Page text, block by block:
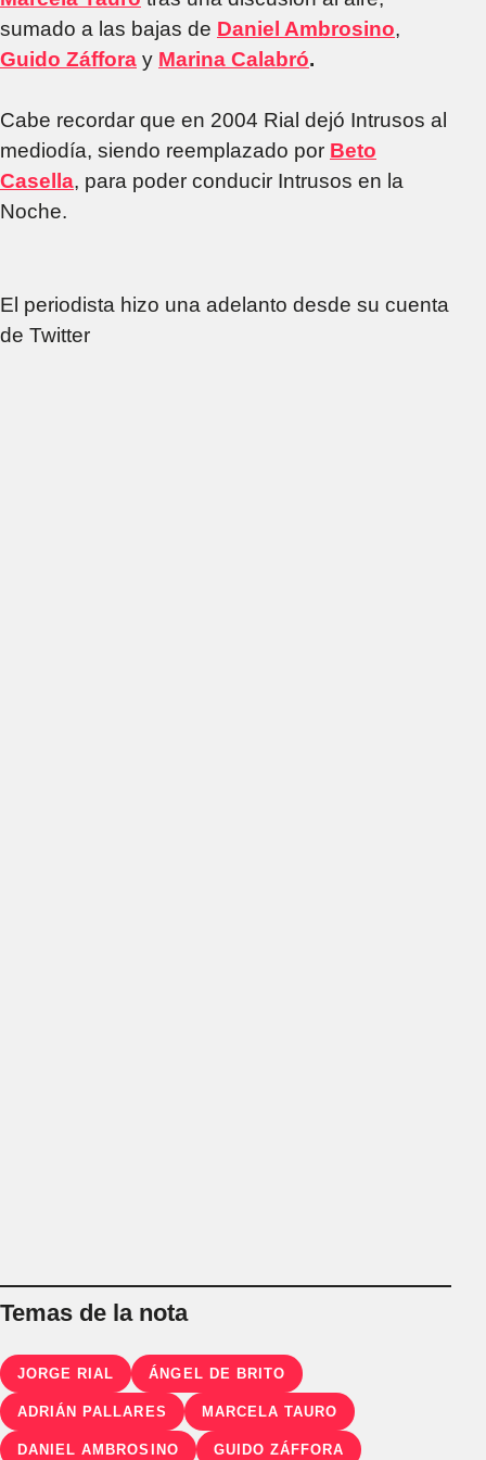
sumado a las bajas de Daniel Ambrosino,
Guido Záffora y Marina Calabró.
Cabe recordar que en 2004 Rial dejó Intrusos al
mediodía, siendo reemplazado por Beto
Casella, para poder conducir Intrusos en la
Noche.
El periodista hizo una adelanto desde su cuenta
de Twitter
Temas de la nota
JORGE RIAL ÁNGEL DE BRITO
ADRIÁN PALLARES MARCELA TAURO
DANIEL AMBROSINO GUIDO ZÁFFORA